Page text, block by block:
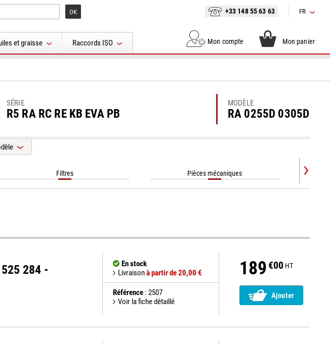
et graisse Raccords ISO
+33 148 55 63 63 FR
Mon compte Mon panier
SÉRIE
R5 RA RC RE KB EVA PB
MODÈLE
RA 0255D 0305D
Filtres Pièces mécaniques
284 -
En stock
Livraisonà partir de 20,00 €
Référence : 2507
Voir la fiche détaillé
189 €00 HT
Ajouter